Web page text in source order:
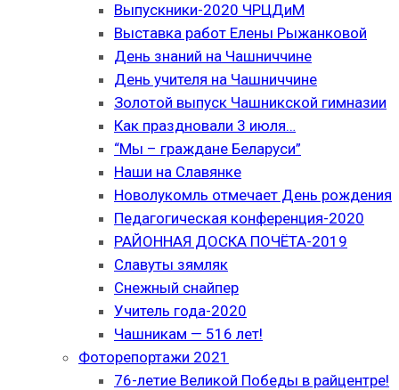
Выпускники-2020 ЧРЦДиМ
Выставка работ Елены Рыжанковой
День знаний на Чашниччине
День учителя на Чашниччине
Золотой выпуск Чашникской гимназии
Как праздновали 3 июля…
“Мы – граждане Беларуси”
Наши на Славянке
Новолукомль отмечает День рождения
Педагогическая конференция-2020
РАЙОННАЯ ДОСКА ПОЧЁТА-2019
Славуты зямляк
Снежный снайпер
Учитель года-2020
Чашникам — 516 лет!
Фоторепортажи 2021
76-летие Великой Победы в райцентре!